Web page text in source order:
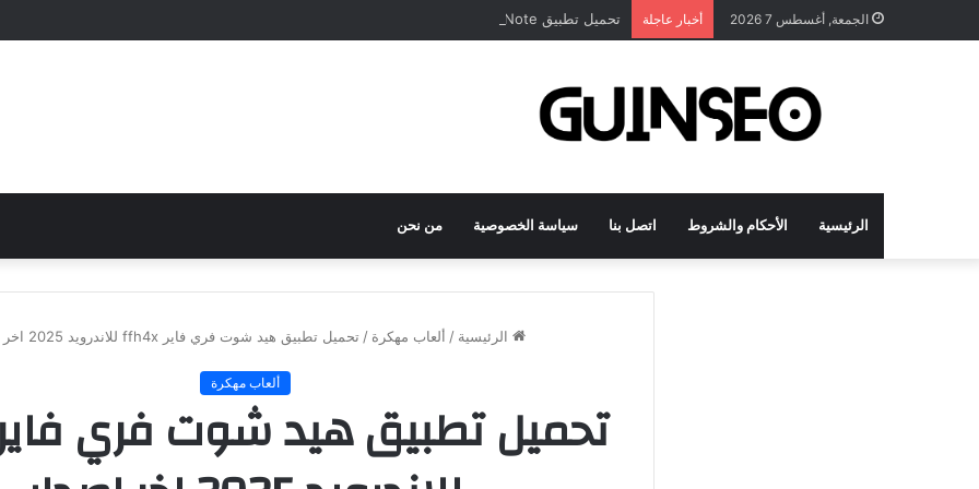
الجمعة, أغسطس 7 2026 أخبار عاجلة تحميل تطبيق DrawNote مهكر 2026 النسخة المدفوعة للأندرويد مجاناً
الرئيسية الأحكام والشروط اتصل بنا سياسة الخصوصية من نحن
الرئيسية / ألعاب مهكرة / تحميل تطبيق هيد شوت فري فاير ffh4x للاندرويد 2025 اخر اصدار
ألعاب مهكرة